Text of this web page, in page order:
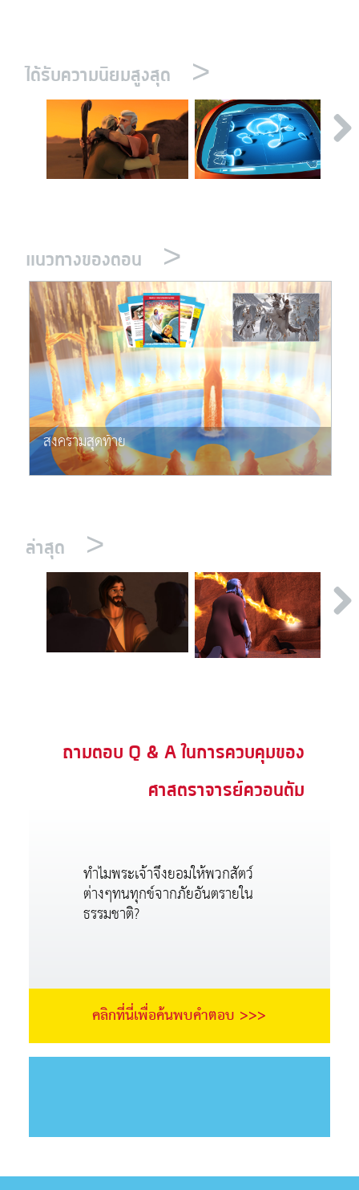
ได้รับความนิยมสูงสุด >
แนวทางของตอน >
สงครามสุดท้าย
ล่าสุด >
ถามตอบ Q & A ในการควบคุมของ
ศาสตราจารย์ควอนตัม
ทำไมพระเจ้าจึงยอมให้พวกสัตว์
ต่างๆทนทุกข์จากภัยอันตรายใน
ธรรมชาติ?
คลิกที่นี่เพื่อค้นพบคำตอบ >>>